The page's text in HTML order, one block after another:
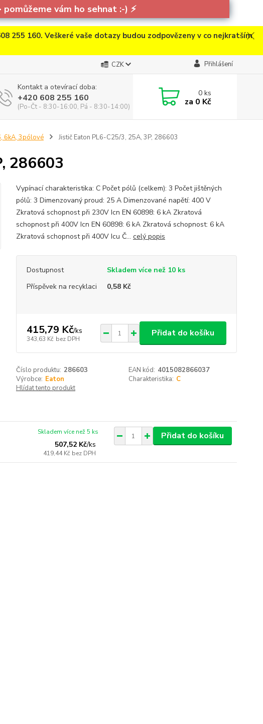
vám ho sehnat :-) ⚡
160. Veškeré vaše dotazy budou zodpovězeny v co nejkratším
CZK Přihlášení
Kontakt a otevírací doba:
+420 608 255 160
(Po-Čt - 8:30-16:00, Pá - 8:30-14:00)
0ks
za 0 Kč
6kA, 3pólové Jistič Eaton PL6-C25/3, 25A, 3P, 286603
286603
Vypínací charakteristika: C Počet pólů (celkem): 3 Počet jištěných
pólů: 3 Dimenzovaný proud: 25 A Dimenzované napětí: 400 V
Zkratová schopnost při 230V Icn EN 60898: 6 kA Zkratová
schopnost při 400V Icn EN 60898: 6 kA Zkratová schopnost: 6 kA
Zkratová schopnost při 400V Icu Č... celý popis
Dostupnost
Skladem více než 10 ks
Příspěvek na recyklaci
0,58 Kč
415,79 Kč/ks
343,63 Kč bez DPH
Přidat do košíku
Číslo produktu: 286603 EAN kód: 4015082866037
Výrobce: Eaton Charakteristika: C
Hlídat tento produkt
507,52 Kč/ks
419,44 Kč bez DPH
Skladem více než 5 ks Přidat do košíku